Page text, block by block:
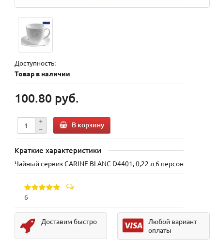
Доступность:
Товар в наличии
100.80 руб.
В корзину
Краткие характеристики
Чайный сервиз CARINE BLANC D4401, 0,22 л 6 персон
6
Доставим быстро
Любой вариант
оплаты